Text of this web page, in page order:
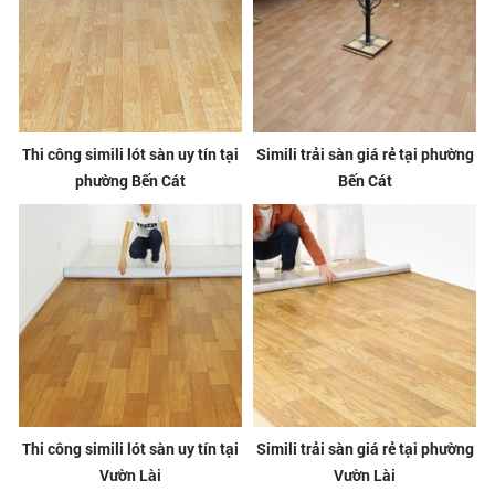
Thi công simili lót sàn uy tín tại
phường Bến Cát
Simili trải sàn giá rẻ tại phường
Bến Cát
Thi công simili lót sàn uy tín tại
Vườn Lài
Simili trải sàn giá rẻ tại phường
Vườn Lài